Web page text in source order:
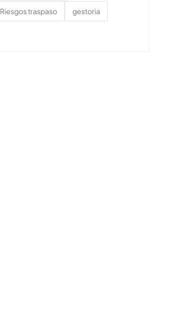
Riesgos traspaso gestoria